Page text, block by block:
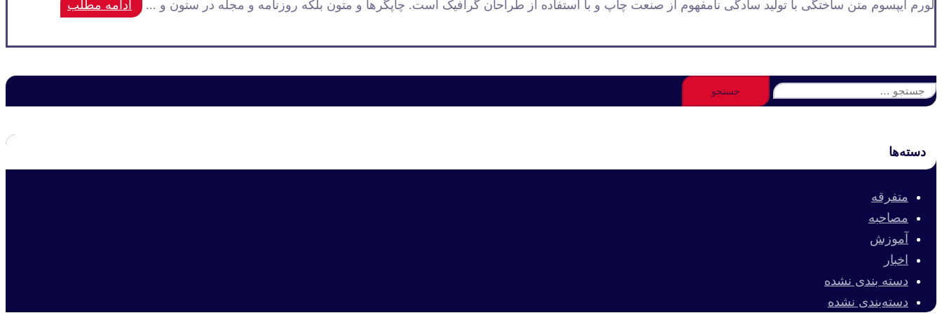
لورم ایپسوم متن ساختگی با تولید سادگی نامفهوم از صنعت چاپ و با استفاده از طراحان گرافیک است. چاپگرها و متون بلکه روزنامه و مجله در ستون و ... ادامه مطلب
جستجو
برای:
دسته‌ها
متفرقه
مصاحبه
آموزش
اخبار
دسته بندی نشده
دسته‌بندی نشده